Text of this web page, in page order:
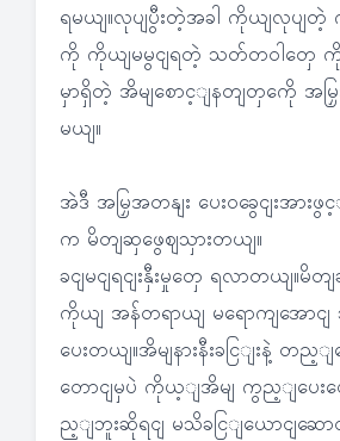
ရမယျ။လုပျပွီးတဲ့အခါ ကိုယျလုပျတဲ့
ကို ကိုယျမမွငျရတဲ့ သတ်တဝါတှေ ကို
မှာရှိတဲ့ အိမျစောင့ျနတျတှကေို အမြှ
မယျ။
အဲဒီ အမြှအတနျး ပေးဝခွေငျးအာ
က မိတျဆှဖွေဈသှားတယျ။
ခငျမငျရငျးနှီးမှုတှေ ရလာတယျ။မိ
ကိုယျ အန်တရာယျ မရောကျအေ
ပေးတယျ။အိမျနားနီးခငြျးနဲ့ တည့ျအ
တောငျမှပဲ ကိုယ့ျအိမျ ကွည့ျပေးဖ
ည့ျဘူးဆိုရငျ မသိခငြျယောငျဆော